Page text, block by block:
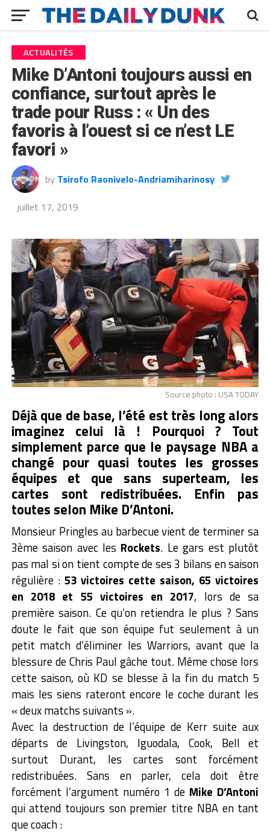
ACTUALITÉS
Mike D’Antoni toujours aussi en
confiance, surtout après le
trade pour Russ : « Un des
favoris à l’ouest si ce n’est LE
favori »
by Tsirofo Raonivelo-Andriamiharinosy
juillet 17, 2019
Source photo : USA TODAY
Déjà que de base, l’été est très long alors
imaginez celui là ! Pourquoi ? Tout
simplement parce que le paysage NBA a
changé pour quasi toutes les grosses
équipes et que sans superteam, les
cartes sont redistribuées. Enfin pas
toutes selon Mike D’Antoni.
Monsieur Pringles au barbecue vient de terminer sa
3ème saison avec les Rockets. Le gars est plutôt
pas mal si on tient compte de ses 3 bilans en saison
régulière :53 victoires cette saison, 65 victoires
en 2018 et 55 victoires en 2017, lors de sa
première saison. Ce qu’on retiendra le plus ? Sans
doute le fait que son équipe fut seulement à un
petit match d’éliminer les Warriors, avant que la
blessure de Chris Paul gâche tout. Même chose lors
cette saison, où KD se blesse à la fin du match 5
mais les siens rateront encore le coche durant les
« deux matchs suivants ».
Avec la destruction de l’équipe de Kerr suite aux
départs de Livingston, Iguodala, Cook, Bell et
surtout Durant, les cartes sont forcément
redistribuées. Sans en parler, cela doit être
forcément l’argument numéro 1 de Mike D’Antoni
qui attend toujours son premier titre NBA en tant
que coach :